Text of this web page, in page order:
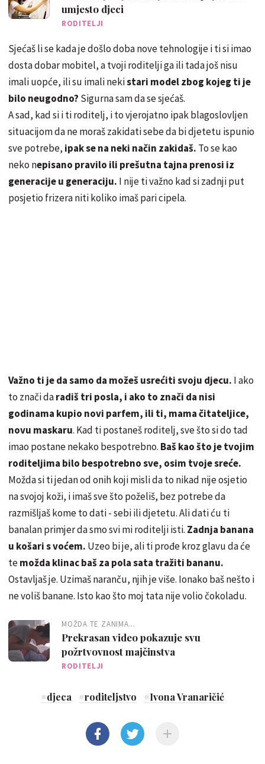
umjesto djeci
RODITELJI
Sjećaš li se kada je došlo doba nove tehnologije i ti si imao
dosta dobar mobitel, a tvoji roditelji ga ili tada još nisu
imali uopće, ili su imali nekistari model zbog kojeg ti je
bilo neugodno? Sigurna sam da se sjećaš.
A sad, kad si i ti roditelj, i to vjerojatno ipak blagoslovljen
situacijom da ne moraš zakidati sebe da bi djetetu ispunio
sve potrebe, ipak se na neki način zakidaš. To se kao
neko nepisano pravilo ili prešutna tajna prenosi iz
generacije u generaciju. I nije ti važno kad si zadnji put
posjetio frizera niti koliko imaš pari cipela.
Važno ti je da samo da možeš usrećiti svoju djecu. I ako
to znači daradiš tri posla, i ako to znači da nisi
godinama kupio novi parfem, ili ti, mama čitateljice,
novu maskaru. Kad ti postaneš roditelj, sve što si do tad
imao postane nekako bespotrebno. Baš kao što je tvojim
roditeljima bilo bespotrebno sve, osim tvoje sreće.
Možda si ti jedan od onih koji misli da to nikad nije osjetio
na svojoj koži, i imaš sve što poželiš, bez potrebe da
razmišljaš kome to dati - sebi ili djetetu. Ali dati ću ti
banalan primjer da smo svi mi roditelji isti. Zadnja banana
u košari s voćem. Uzeo bi je, ali ti prođe kroz glavu da će
temožda klinac baš za pola sata tražiti bananu.
Ostavljaš je. Uzimaš naranču, njih je više. Ionako baš nešto i
ne voliš banane. Isto kao što moj tata nije volio čokoladu.
MOŽDA TE ZANIMA...
Prekrasan video pokazuje svu
požrtvovnost majčinstva
RODITELJI
#djeca #roditeljstvo #Ivona Vranaričić